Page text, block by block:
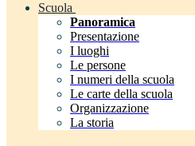
Scuola
Panoramica
Presentazione
I luoghi
Le persone
I numeri della scuola
Le carte della scuola
Organizzazione
La storia